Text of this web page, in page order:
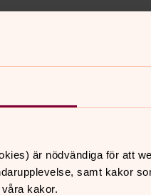
är nödvändiga för att
samt kakor
kakor.
och orden
hittar du några exempel.
ge ytterligare
stöttar